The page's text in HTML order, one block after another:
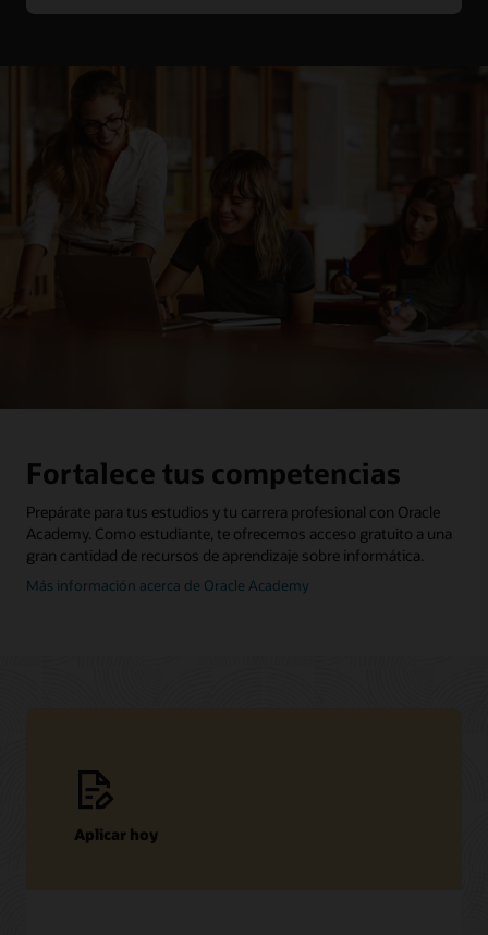
Fortalece tus competencias
Prepárate para tus estudios y tu carrera profesional con Oracle
Academy. Como estudiante, te ofrecemos acceso gratuito a una
gran cantidad de recursos de aprendizaje sobre informática.
Más información acerca de Oracle Academy
Aplicar hoy